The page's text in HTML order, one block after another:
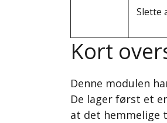
Slette
Kort
Denne modulen
De lager først et
at det hemmelige